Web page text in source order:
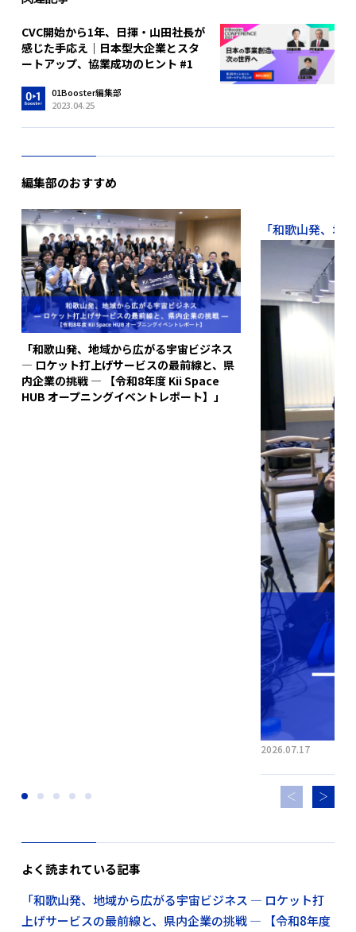
CVC開始から1年、日揮・山田社長が
感じた手応え｜日本型大企業とスタ
ートアップ、協業成功のヒント #1
01Booster編集部
2023.04.25
編集部のおすすめ
「和歌山発、地域から広がる宇宙ビジネス
― ロケット打上げサービスの最前線と、県
内企業の挑戦 ― 【令和8年度 Kii Space
HUB オープニングイベントレポート】」
「和歌山発、地
2026.07.17
よく読まれている記事
「和歌山発、地域から広がる宇宙ビジネス ― ロケット打
上げサービスの最前線と、県内企業の挑戦 ― 【令和8年度